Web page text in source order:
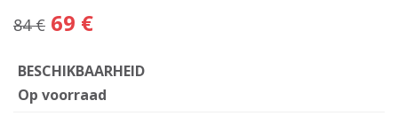
84 € 69 €
BESCHIKBAARHEID
Op voorraad